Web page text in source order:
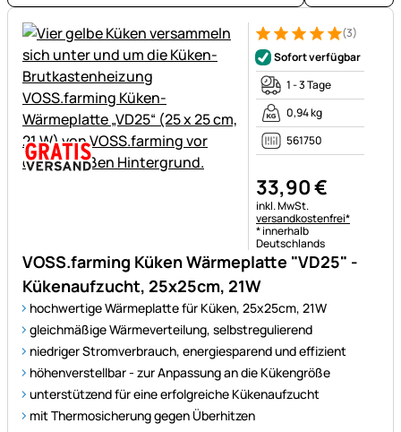
VOSS.farming Küken Wärmeplatte "VD25" -
Kükenaufzucht, 25x25cm, 21W
hochwertige Wärmeplatte für Küken, 25x25cm, 21W
gleichmäßige Wärmeverteilung, selbstregulierend
niedriger Stromverbrauch, energiesparend und effizient
höhenverstellbar - zur Anpassung an die Kükengröße
unterstützend für eine erfolgreiche Kükenaufzucht
mit Thermosicherung gegen Überhitzen
Bewertung: 5 von 5 (3
3 Bewertungen
(3)
Sofort verfügbar
1 - 3 Tage
0,94 kg
561750
33,90€
Steuerhinweis:
inkl. MwSt.
versandkostenfrei*
* innerhalb
Deutschlands